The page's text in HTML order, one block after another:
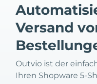
Versand
Outvio ist der
Ihren Shopware 5-